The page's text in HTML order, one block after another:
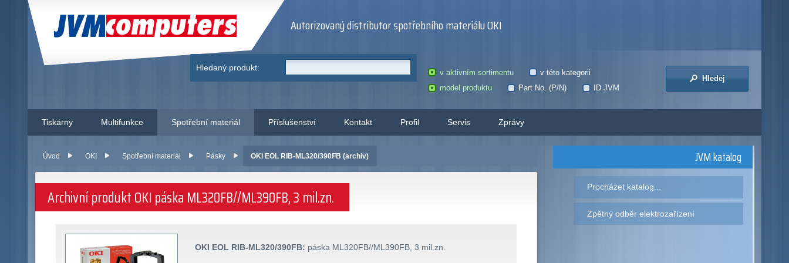
JVM Computers Autorizovaný distributor spotřebního materiálu OKI
Hledaný produkt:
v aktivním sortimentu
v této kategorii
model produktu
Part No. (P/N) ID JVM
Hledej
Tiskárny Multifunkce Spotřební materiál Příslušenství Kontakt Profil Servis Zprávy
Úvod OKI Spotřební materiál Pásky OKI EOL RIB-ML320/390FB (archiv)
Archivní produkt OKI páska ML320FB//ML390FB, 3 mil.zn.
OKI EOL RIB-ML320/390FB: páska ML320FB//ML390FB, 3 mil.zn.
JVM katalog
Procházet katalog...
Zpětný odběr elektrozařízení